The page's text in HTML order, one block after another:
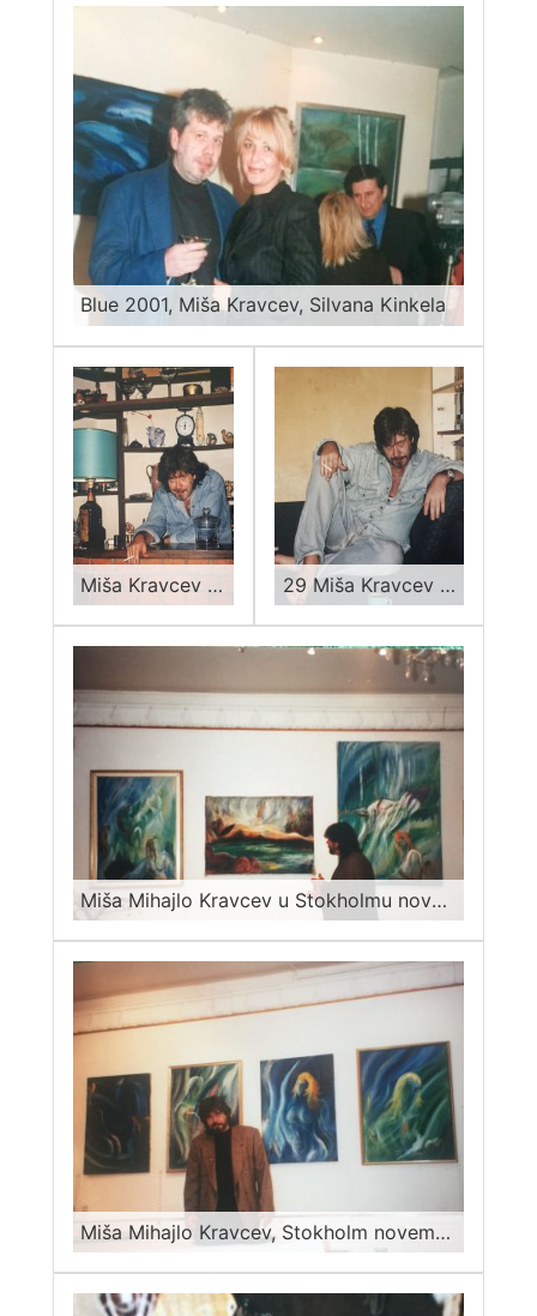
Blue 2001, Miša Kravcev, Silvana Kinkela
Miša Kravcev za šankom u svom starom stanu na Slaviji, negde oko 1994 29 Miša Kravcev 1997
Miša Mihajlo Kravcev u Stokholmu novembra 1998
Miša Mihajlo Kravcev, Stokholm novembar 1998